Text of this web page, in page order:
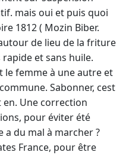
mais oui et puis quoi
1812 ( Mozin Biber.
de lieu de la friture
et sans huile.
le femme à une autre et
Sabonner, cest
Une correction
pour éviter été
a du mal à marcher ?
France, pour être